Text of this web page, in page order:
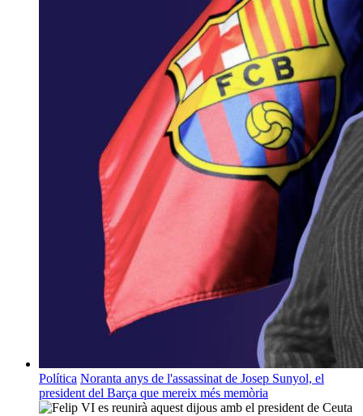
Política Noranta anys de l'assassinat de Josep Sunyol, el
president del Barça que mereix més memòria